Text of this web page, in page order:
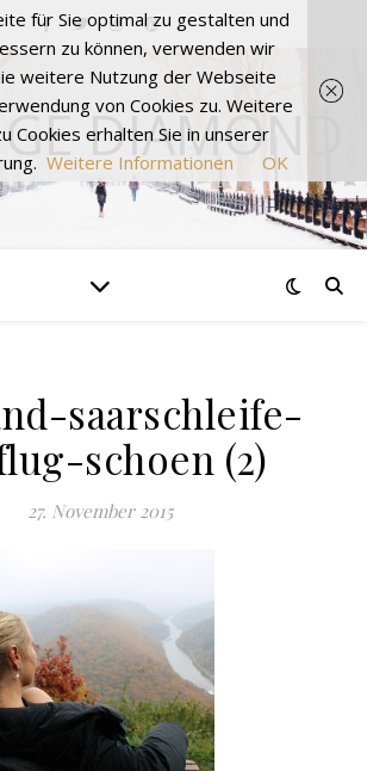
DIAMOND
saarschleife-
schoen (2)
27. November 2015
für Sie optimal zu gestalten und
zu können, verwenden wir
weitere Nutzung der Webseite
von Cookies zu. Weitere
Cookies erhalten Sie in unserer
Weitere Informationen OK